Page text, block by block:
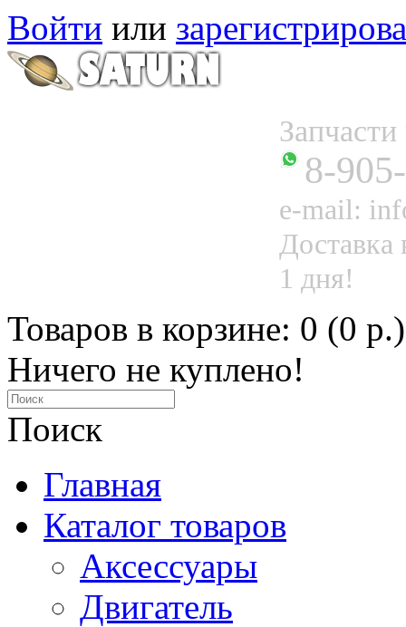
Войти или
8-
e-mail:
Доставка
1 дня!
Товаров в корзине: 0 (0 р.)
Ничего не куплено!
Поиск
Главная
Каталог товаров
Аксессуары
Двигатель